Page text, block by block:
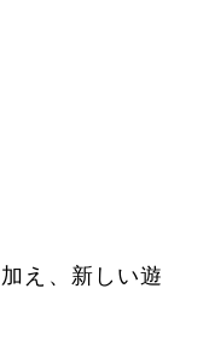
え、新しい遊